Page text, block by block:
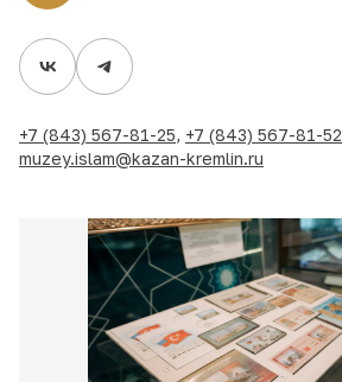
+7 (843) 567-81-25, +7 (843) 567-81-52
muzey.islam@kazan-kremlin.ru